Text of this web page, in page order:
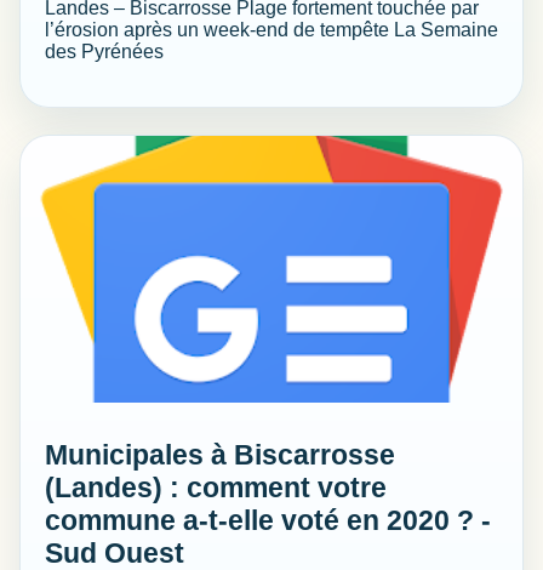
Landes – Biscarrosse Plage fortement touchée par
l’érosion après un week-end de tempête La Semaine
des Pyrénées
Municipales à Biscarrosse
(Landes) : comment votre
commune a-t-elle voté en 2020 ? -
Sud Ouest